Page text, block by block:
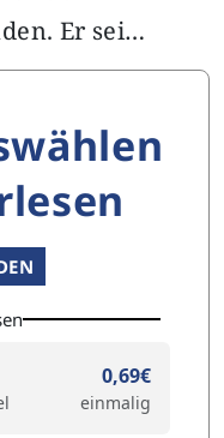
Er sei…
0,69€
einmalig